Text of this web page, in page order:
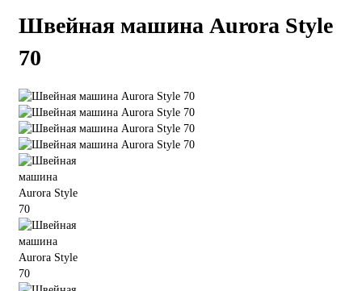
Швейная машина Aurora Style
70